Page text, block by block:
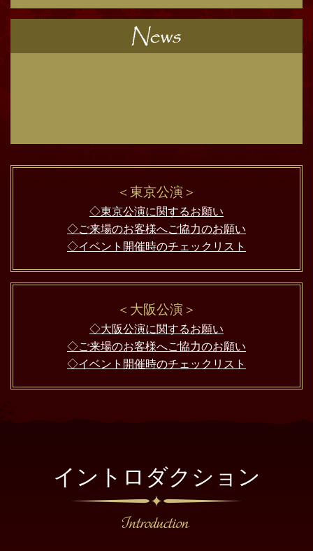
＜東京公演＞
◇東京公演に関するお願い
◇ご来場のお客様へご協力のお願い
◇イベント開催時のチェックリスト
＜大阪公演＞
◇大阪公演に関するお願い
◇ご来場のお客様へご協力のお願い
◇イベント開催時のチェックリスト
イントロダクション